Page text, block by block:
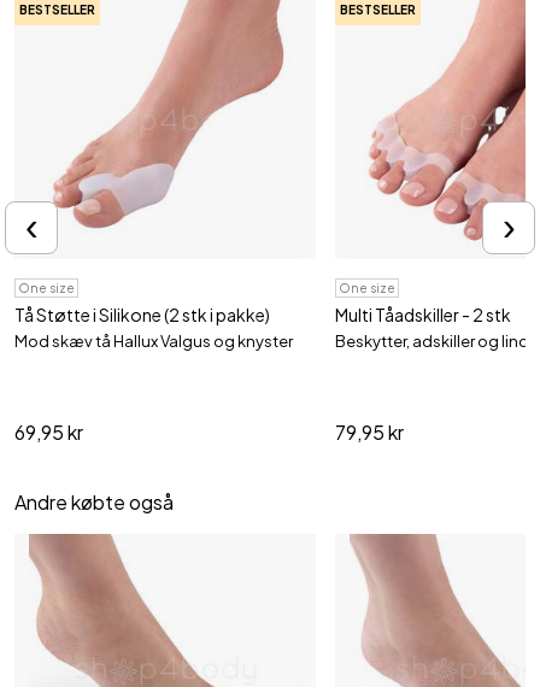
BESTSELLER
One size
Tå Støtte i Silikone (2 stk i pakke)
Mod skæv tå Hallux Valgus og knyster
69,95 kr
BESTSELLER
One size
Multi Tåadskiller - 2 stk
Beskytter, adskiller og
79,95 kr
‹ ›
Andre købte også